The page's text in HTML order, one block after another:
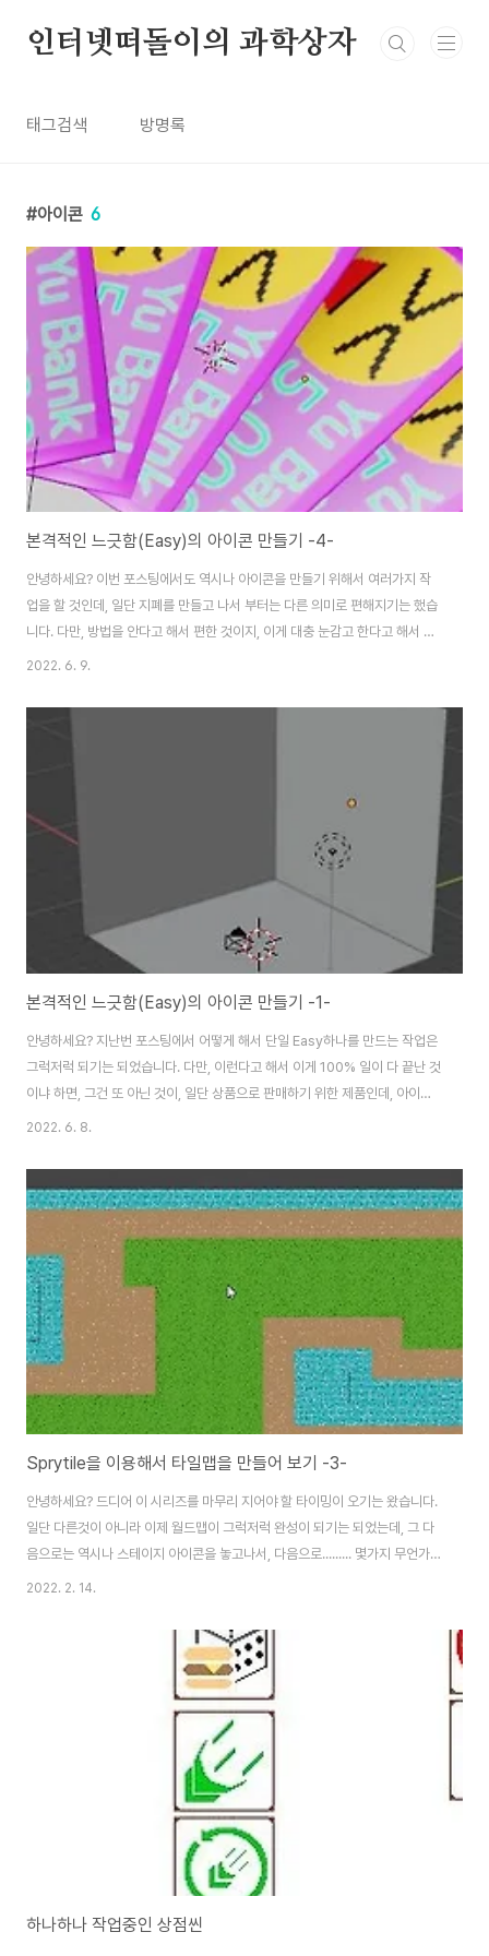
인터넷떠돌이의 과학상자
태그검색 방명록
아이콘 6
본격적인 느긋함(Easy)의 아이콘 만들기 -4-
안녕하세요? 이번 포스팅에서도 역시나 아이콘을 만들기 위해서 여러가지 작
업을 할 것인데, 일단 지폐를 만들고 나서 부터는 다른 의미로 편해지기는 했습
니다. 다만, 방법을 안다고 해서 편한 것이지, 이게 대충 눈감고 한다고 해서 되
는 일이 아니라는 것이 문제라면 문제입니다. 다음으로는 여러장의 지폐가 있
배치를 하기는 했는데, 조명이 너무 쎄다는 생각도 듭니다. 역시나 F12키를 눌
나오기는 나왔습니다만,..
2022. 6. 9.
본격적인 느긋함(Easy)의 아이콘 만들기 -1-
안녕하세요? 지난번 포스팅에서 어떻게 해서 단일 Easy하나를 만드는 작업은
그럭저럭 되기는 되었습니다. 다만, 이런다고 해서 이게 100% 일이 다 끝난 것
이냐 하면, 그건 또 아닌 것이, 일단 상품으로 판매하기 위한 제품인데, 아이콘
을 여러개 - 7개 만들어야 한다는 것이 남아 있습니다. 먼저 촬영이라고 해야
게 들어간 일종의 스튜디오를 만들어 주도록 합니다. 그리고 나서 일단 렌더링
이 되는 모드를 블렌더에서 켜 주고 나서, 위 스크린샷에서 보이는 것처럼 우선
조명을 조정해 주도록 합니다. 일단 유리 용기안에 들어가 있는 이 내용물을 하
나 그려 놓기는 했습니다만, 그걸 쌓아놓고 나서, 위 스크린샷에서 보이는 것처
럼 보이도록 배..
2022. 6. 8.
Sprytile을 이용해서 타일맵을 만들어 보기 -3-
안녕하세요? 드디어 이 시리즈를 마무리 지어야 할 타이밍이 오기는 왔습니다.
일단 다른것이 아니라 이제 월드맵이 그럭저럭 완성이 되기는 되었는데, 그 다
음으로는 역시나 스테이지 아이콘을 놓고나서, 다음으로......... 몇가지 무언가
를 해 주기는 줘야 겠다는 생각이 듭니다. 일단 F12키로 렌더링을 하고 나서 그
업을 해서 어떻게 수정을 해 보고자 합니다. 일단 기존의 아이콘을 넣어 주기는
주었는데, 무언가 허전하다는 감이 있습니다. 이 감의 원인이 무엇인지 알아보
니, 다른게 아니라 아이콘이 너무 작다는 느낌이 듭니다. 이제 픽셀의 사이즈를
위 스크린샷처럼 64 X 64로 만들어져 있는 것을 더 크게 키우도록 했습니다.
2022. 2. 14.
하나하나 작업중인 상점씬